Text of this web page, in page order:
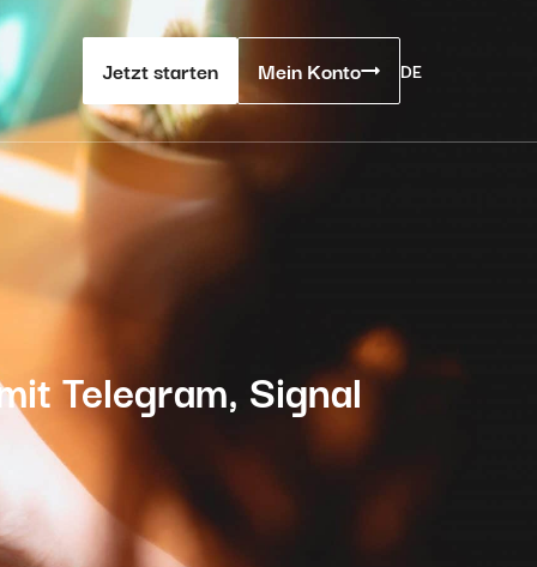
Jetzt starten Mein Konto DE
Telegram, Signal